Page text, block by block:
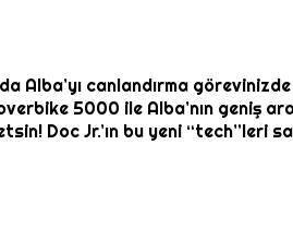
Alba’yı canlandırma
5000 ile Alba’nın geniş
Doc Jr.’ın bu yeni